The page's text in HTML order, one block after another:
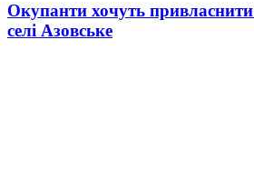
Окупанти хочуть
селі Азовське